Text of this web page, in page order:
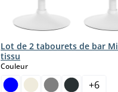
Lot de 2 tabourets de bar
tissu
Couleurselect
+6